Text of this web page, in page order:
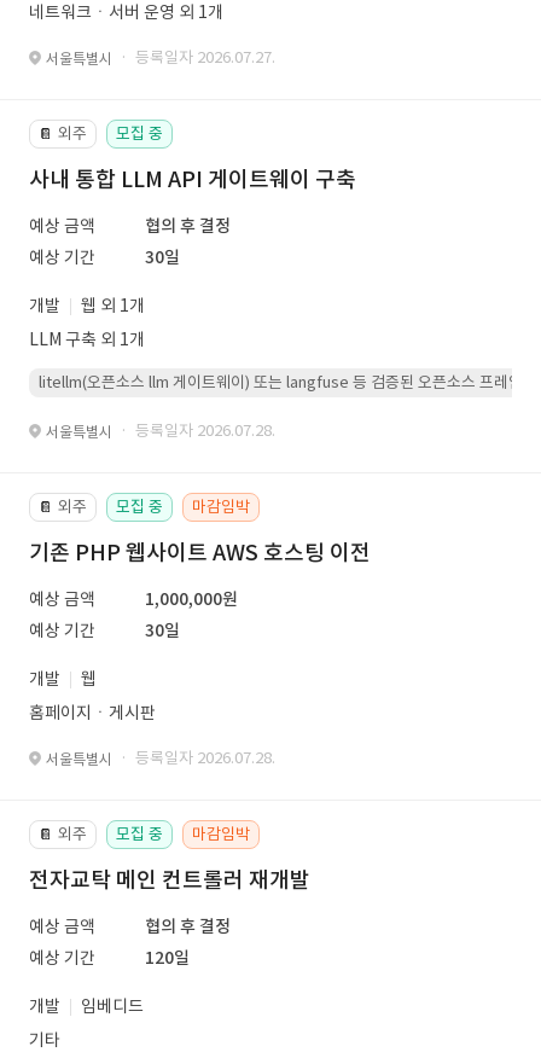
네트워크ㆍ서버 운영 외 1개
서울특별시 · 등록일자 2026.07.27.
📔 외주 모집 중
사내 통합 LLM API 게이트웨이 구축
예상 금액
협의 후 결정
예상 기간
30일
개발
웹 외 1개
LLM 구축 외 1개
litellm(오픈소스 llm 게이트웨이) 또는 langfuse 등 검증된 오픈소스 프레임워
서울특별시 · 등록일자 2026.07.28.
📔 외주 모집 중 마감임박
기존 PHP 웹사이트 AWS 호스팅 이전
예상 금액
1,000,000원
예상 기간
30일
개발
웹
홈페이지ㆍ게시판
서울특별시 · 등록일자 2026.07.28.
📔 외주 모집 중 마감임박
전자교탁 메인 컨트롤러 재개발
예상 금액
협의 후 결정
예상 기간
120일
개발
임베디드
기타